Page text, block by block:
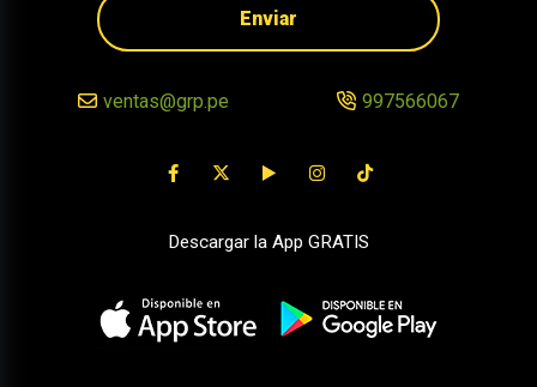
Enviar
ventas@grp.pe 997566067
Descargar la App GRATIS